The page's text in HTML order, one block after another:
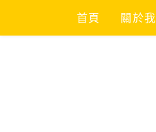
content
首頁 關於我